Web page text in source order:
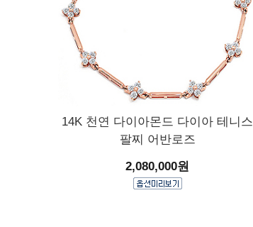
14K 천연 다이아몬드 다이아 테니스
팔찌 어반로즈
2,080,000원